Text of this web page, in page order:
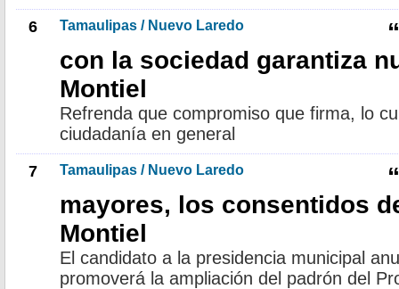
6 Tamaulipas / Nuevo Laredo
con la sociedad garantiza
Montiel
Refrenda que compromiso que firma, lo
ciudadanía en general
7 Tamaulipas / Nuevo Laredo
mayores, los consentidos
Montiel
El candidato a la presidencia municipal
promoverá la ampliación del padrón del